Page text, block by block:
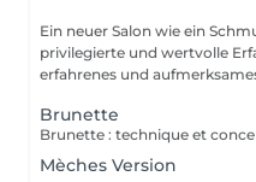
Ein neuer Salon wie ein
privilegierte und wertvolle
erfahrenes und
Brunette
Mèches Version